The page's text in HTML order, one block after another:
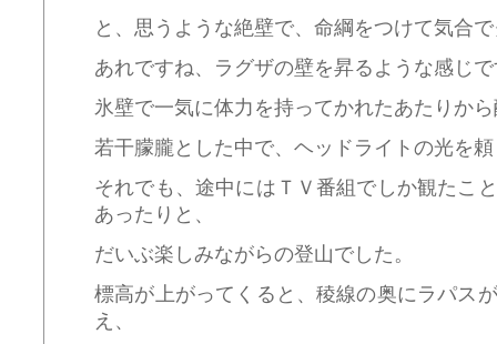
と、思うような絶壁で、命綱をつけて気合
あれですね、ラグザの壁を昇るような感じ
氷壁で一気に体力を持ってかれたあたりか
若干朦朧とした中で、ヘッドライトの光を
それでも、途中にはＴＶ番組でしか観たこ
あったりと、
だいぶ楽しみながらの登山でした。
標高が上がってくると、稜線の奥にラパス
え、